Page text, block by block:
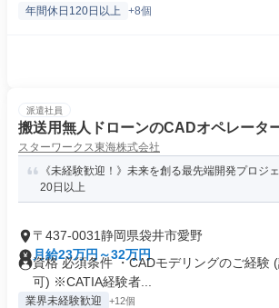
年間休日120日以上 +8個
派遣社員
搬送用無人ドローンのCADオペレータ
スターワークス東海株式会社
《未経験歓迎！》未来を創る最先端開発プロジ
20日以上
〒437-0031静岡県袋井市愛野
月給23万円～32万円
資格 必須条件 ・CADモデリングのご経験
可) ※CATIA経験者...
業界未経験歓迎 +12個